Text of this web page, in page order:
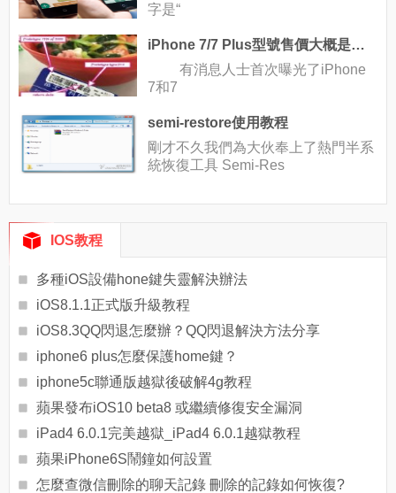
字是“
iPhone 7/7 Plus型號售價大概是多少
有消息人士首次曝光了iPhone
7和7
semi-restore使用教程
剛才不久我們為大伙奉上了熱門半系
統恢復工具 Semi-Res
IOS教程
多種iOS設備hone鍵失靈解決辦法
iOS8.1.1正式版升級教程
iOS8.3QQ閃退怎麼辦？QQ閃退解決方法分享
iphone6 plus怎麼保護home鍵？
iphone5c聯通版越獄後破解4g教程
蘋果發布iOS10 beta8 或繼續修復安全漏洞
iPad4 6.0.1完美越獄_iPad4 6.0.1越獄教程
蘋果iPhone6S鬧鐘如何設置
怎麼查微信刪除的聊天記錄 刪除的記錄如何恢復?